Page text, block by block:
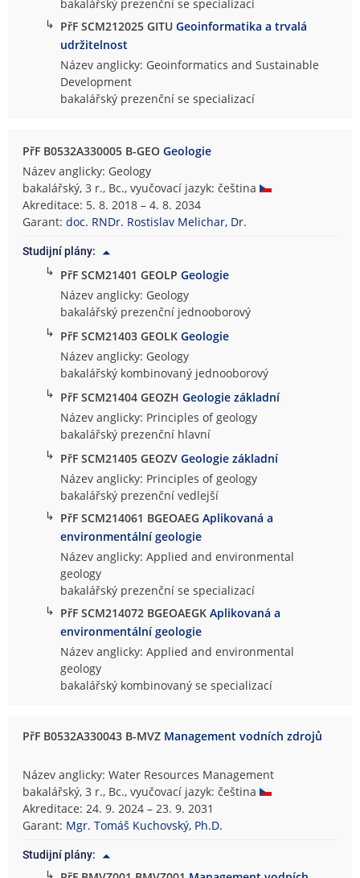
bakalářský prezenční se specializací
↳ PřF SCM212025 GITUGeoinformatika a trvalá
udržitelnost
Název anglicky: Geoinformatics and Sustainable
Development
bakalářský prezenční se specializací
PřF B0532A330005 B-GEOGeologie
Název anglicky: Geology
bakalářský, 3 r., Bc., vyučovací jazyk: čeština
Akreditace: 5. 8. 2018 – 4. 8. 2034
Garant:doc. RNDr. Rostislav Melichar, Dr.
Studijní plány:
↳ PřF SCM21401 GEOLPGeologie
Název anglicky: Geology
bakalářský prezenční jednooborový
↳ PřF SCM21403 GEOLKGeologie
Název anglicky: Geology
bakalářský kombinovaný jednooborový
↳ PřF SCM21404 GEOZHGeologie základní
Název anglicky: Principles of geology
bakalářský prezenční hlavní
↳ PřF SCM21405 GEOZVGeologie základní
Název anglicky: Principles of geology
bakalářský prezenční vedlejší
↳ PřF SCM214061 BGEOAEGAplikovaná a
environmentální geologie
Název anglicky: Applied and environmental
geology
bakalářský prezenční se specializací
↳ PřF SCM214072 BGEOAEGKAplikovaná a
environmentální geologie
Název anglicky: Applied and environmental
geology
bakalářský kombinovaný se specializací
PřF B0532A330043 B-MVZ Management vodních zdrojů
Název anglicky: Water Resources Management
bakalářský, 3 r., Bc., vyučovací jazyk: čeština
Akreditace: 24. 9. 2024 – 23. 9. 2031
Garant: Mgr. Tomáš Kuchovský, Ph.D.
Studijní plány:
↳